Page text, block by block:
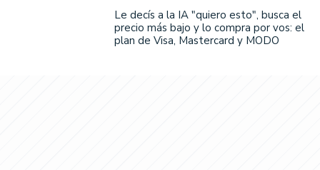
Le decís a la IA "quiero esto", busca el
precio más bajo y lo compra por vos: el
plan de Visa, Mastercard y MODO